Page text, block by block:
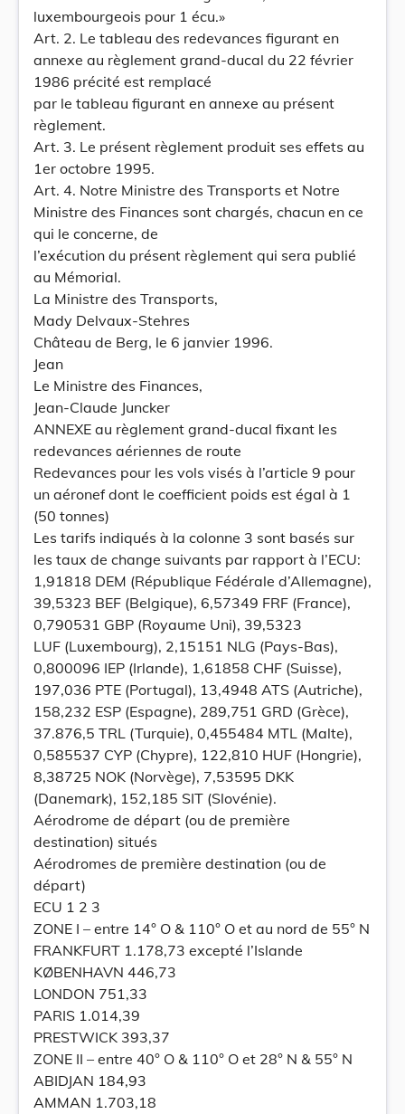
luxembourgeois pour 1 écu.»
Art. 2. Le tableau des redevances figurant en
annexe au règlement grand-ducal du 22 février
1986 précité est remplacé
par le tableau figurant en annexe au présent
règlement.
Art. 3. Le présent règlement produit ses effets au
1er octobre 1995.
Art. 4. Notre Ministre des Transports et Notre
Ministre des Finances sont chargés, chacun en ce
qui le concerne, de
l’exécution du présent règlement qui sera publié
au Mémorial.
La Ministre des Transports,
Mady Delvaux-Stehres
Château de Berg, le 6 janvier 1996.
Jean
Le Ministre des Finances,
Jean-Claude Juncker
ANNEXE au règlement grand-ducal fixant les
redevances aériennes de route
Redevances pour les vols visés à l’article 9 pour
un aéronef dont le coefficient poids est égal à 1
(50 tonnes)
Les tarifs indiqués à la colonne 3 sont basés sur
les taux de change suivants par rapport à l’ECU:
1,91818 DEM (République Fédérale d’Allemagne),
39,5323 BEF (Belgique), 6,57349 FRF (France),
0,790531 GBP (Royaume Uni), 39,5323
LUF (Luxembourg), 2,15151 NLG (Pays-Bas),
0,800096 IEP (Irlande), 1,61858 CHF (Suisse),
197,036 PTE (Portugal), 13,4948 ATS (Autriche),
158,232 ESP (Espagne), 289,751 GRD (Grèce),
37.876,5 TRL (Turquie), 0,455484 MTL (Malte),
0,585537 CYP (Chypre), 122,810 HUF (Hongrie),
8,38725 NOK (Norvège), 7,53595 DKK
(Danemark), 152,185 SIT (Slovénie).
Aérodrome de départ (ou de première
destination) situés
Aérodromes de première destination (ou de
départ)
ECU 1 2 3
ZONE I – entre 14° O & 110° O et au nord de 55° N
FRANKFURT 1.178,73 excepté l’Islande
KØBENHAVN 446,73
LONDON 751,33
PARIS 1.014,39
PRESTWICK 393,37
ZONE II – entre 40° O & 110° O et 28° N & 55° N
ABIDJAN 184,93
AMMAN 1.703,18